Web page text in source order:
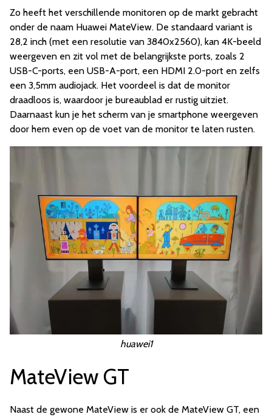
Zo heeft het verschillende monitoren op de markt gebracht
onder de naam Huawei MateView. De standaard variant is
28,2 inch (met een resolutie van 3840x2560), kan 4K-beeld
weergeven en zit vol met de belangrijkste ports, zoals 2
USB-C-ports, een USB-A-port, een HDMI 2.0-port en zelfs
een 3,5mm audiojack. Het voordeel is dat de monitor
draadloos is, waardoor je bureaublad er rustig uitziet.
Daarnaast kun je het scherm van je smartphone weergeven
door hem even op de voet van de monitor te laten rusten.
huawei1
MateView GT
Naast de gewone MateView is er ook de MateView GT, een